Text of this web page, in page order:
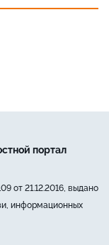
портал
от 21.12.2016, выдано
информационных